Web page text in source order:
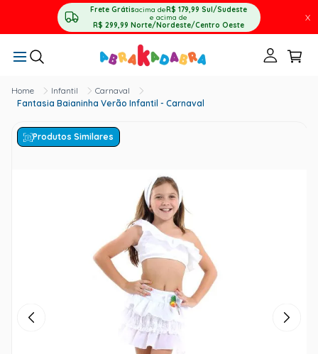
Frete Grátisacima deR$ 179,99 Sul/Sudeste
e acima de
R$ 299,99 Norte/Nordeste/Centro Oeste
X
Infantil
Carnaval
Fantasia Baianinha Verão Infantil - Carnaval
Produtos Similares